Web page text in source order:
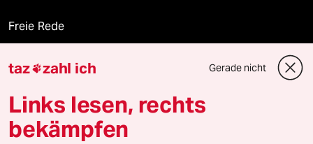
Freie Rede
reingehen
Newsletter
taz zahl ich Gerade nicht
Links lesen, rechts
bekämpfen